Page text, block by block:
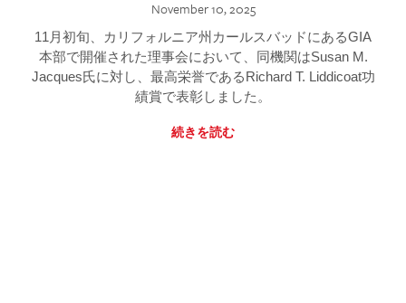
November 10, 2025
11月初旬、カリフォルニア州カールスバッドにあるGIA
本部で開催された理事会において、同機関はSusan M.
Jacques氏に対し、最高栄誉であるRichard T. Liddicoat功
績賞で表彰しました。
続きを読む